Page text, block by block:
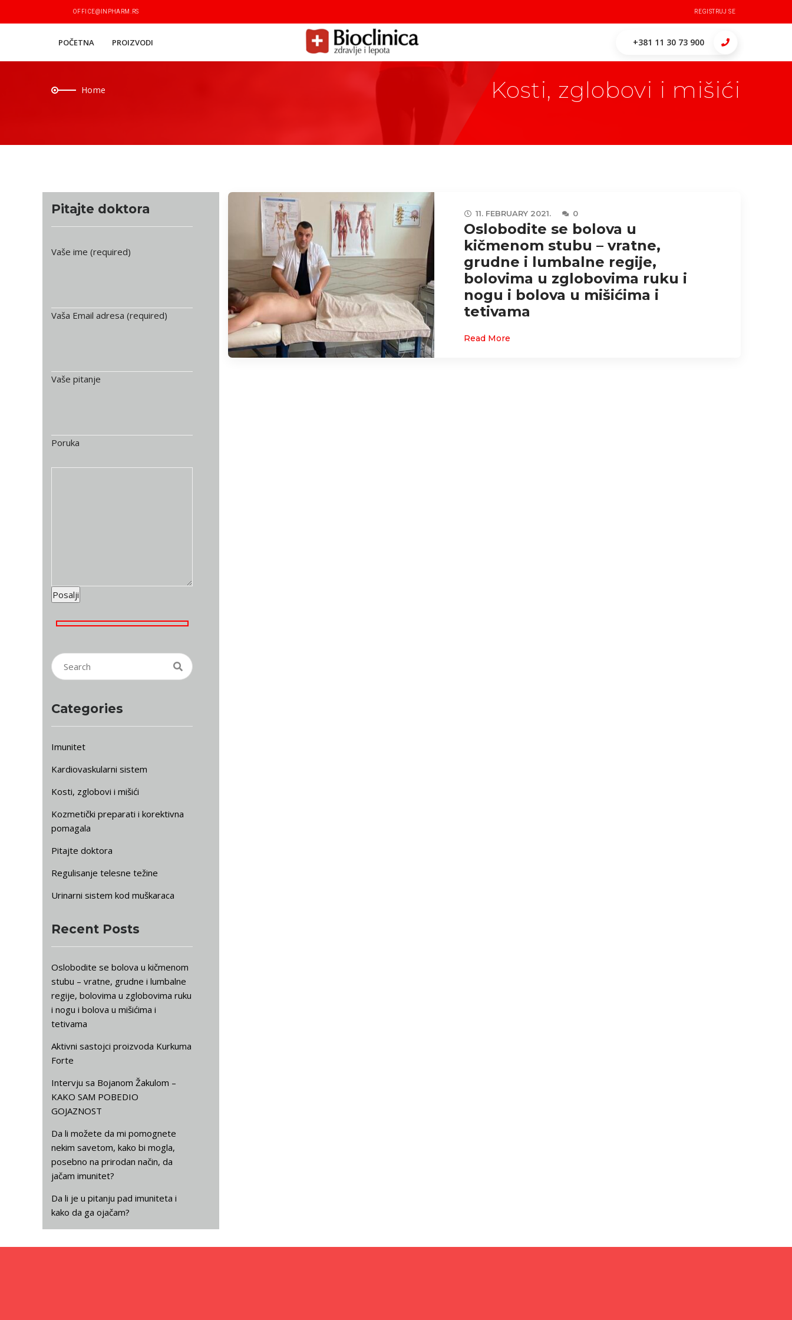
OFFICE@INPHARM.RS REGISTRUJ SE
POČETNA PROIZVODI +381 11 30 73 900
Kosti, zglobovi i mišići
Home
11. FEBRUARY 2021. 0
Oslobodite se bolova u
kičmenom stubu – vratne,
grudne i lumbalne regije,
bolovima u zglobovima ruku i
nogu i bolova u mišićima i
tetivama
Read More
Pitajte doktora
Vaše ime (required)
Vaša Email adresa (required)
Vaše pitanje
Poruka
Categories
Imunitet
Kardiovaskularni sistem
Kosti, zglobovi i mišići
Kozmetički preparati i korektivna
pomagala
Pitajte doktora
Regulisanje telesne težine
Urinarni sistem kod muškaraca
Recent Posts
Oslobodite se bolova u kičmenom
stubu – vratne, grudne i lumbalne
regije, bolovima u zglobovima ruku
i nogu i bolova u mišićima i
tetivama
Aktivni sastojci proizvoda Kurkuma
Forte
Intervju sa Bojanom Žakulom –
KAKO SAM POBEDIO
GOJAZNOST
Da li možete da mi pomognete
nekim savetom, kako bi mogla,
posebno na prirodan način, da
jačam imunitet?
Da li je u pitanju pad imuniteta i
kako da ga ojačam?